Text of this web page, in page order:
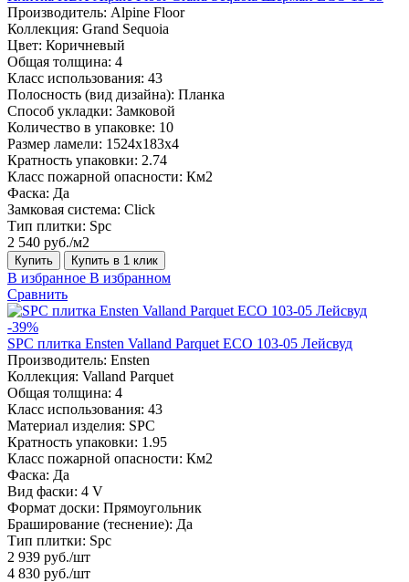
Производитель: Alpine Floor
Коллекция: Grand Sequoia
Цвет: Коричневый
Общая толщина: 4
Класс использования: 43
Полосность (вид дизайна): Планка
Способ укладки: Замковой
Количество в упаковке: 10
Размер ламели: 1524х183х4
Кратность упаковки: 2.74
Класс пожарной опасности: Км2
Фаска: Да
Замковая система: Click
Тип плитки: Spc
2 540 руб./м2
Купить Купить в 1 клик
В избранное В избранном
Сравнить
-39%
SPC плитка Ensten Valland Parquet ECO 103-05 Лейсвуд
Производитель: Ensten
Коллекция: Valland Parquet
Общая толщина: 4
Класс использования: 43
Материал изделия: SPC
Кратность упаковки: 1.95
Класс пожарной опасности: Км2
Фаска: Да
Вид фаски: 4 V
Формат доски: Прямоугольник
Браширование (теснение): Да
Тип плитки: Spc
2 939 руб./шт
4 830 руб./шт